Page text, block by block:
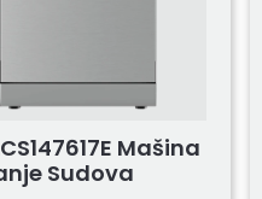
Mašina
Sudova